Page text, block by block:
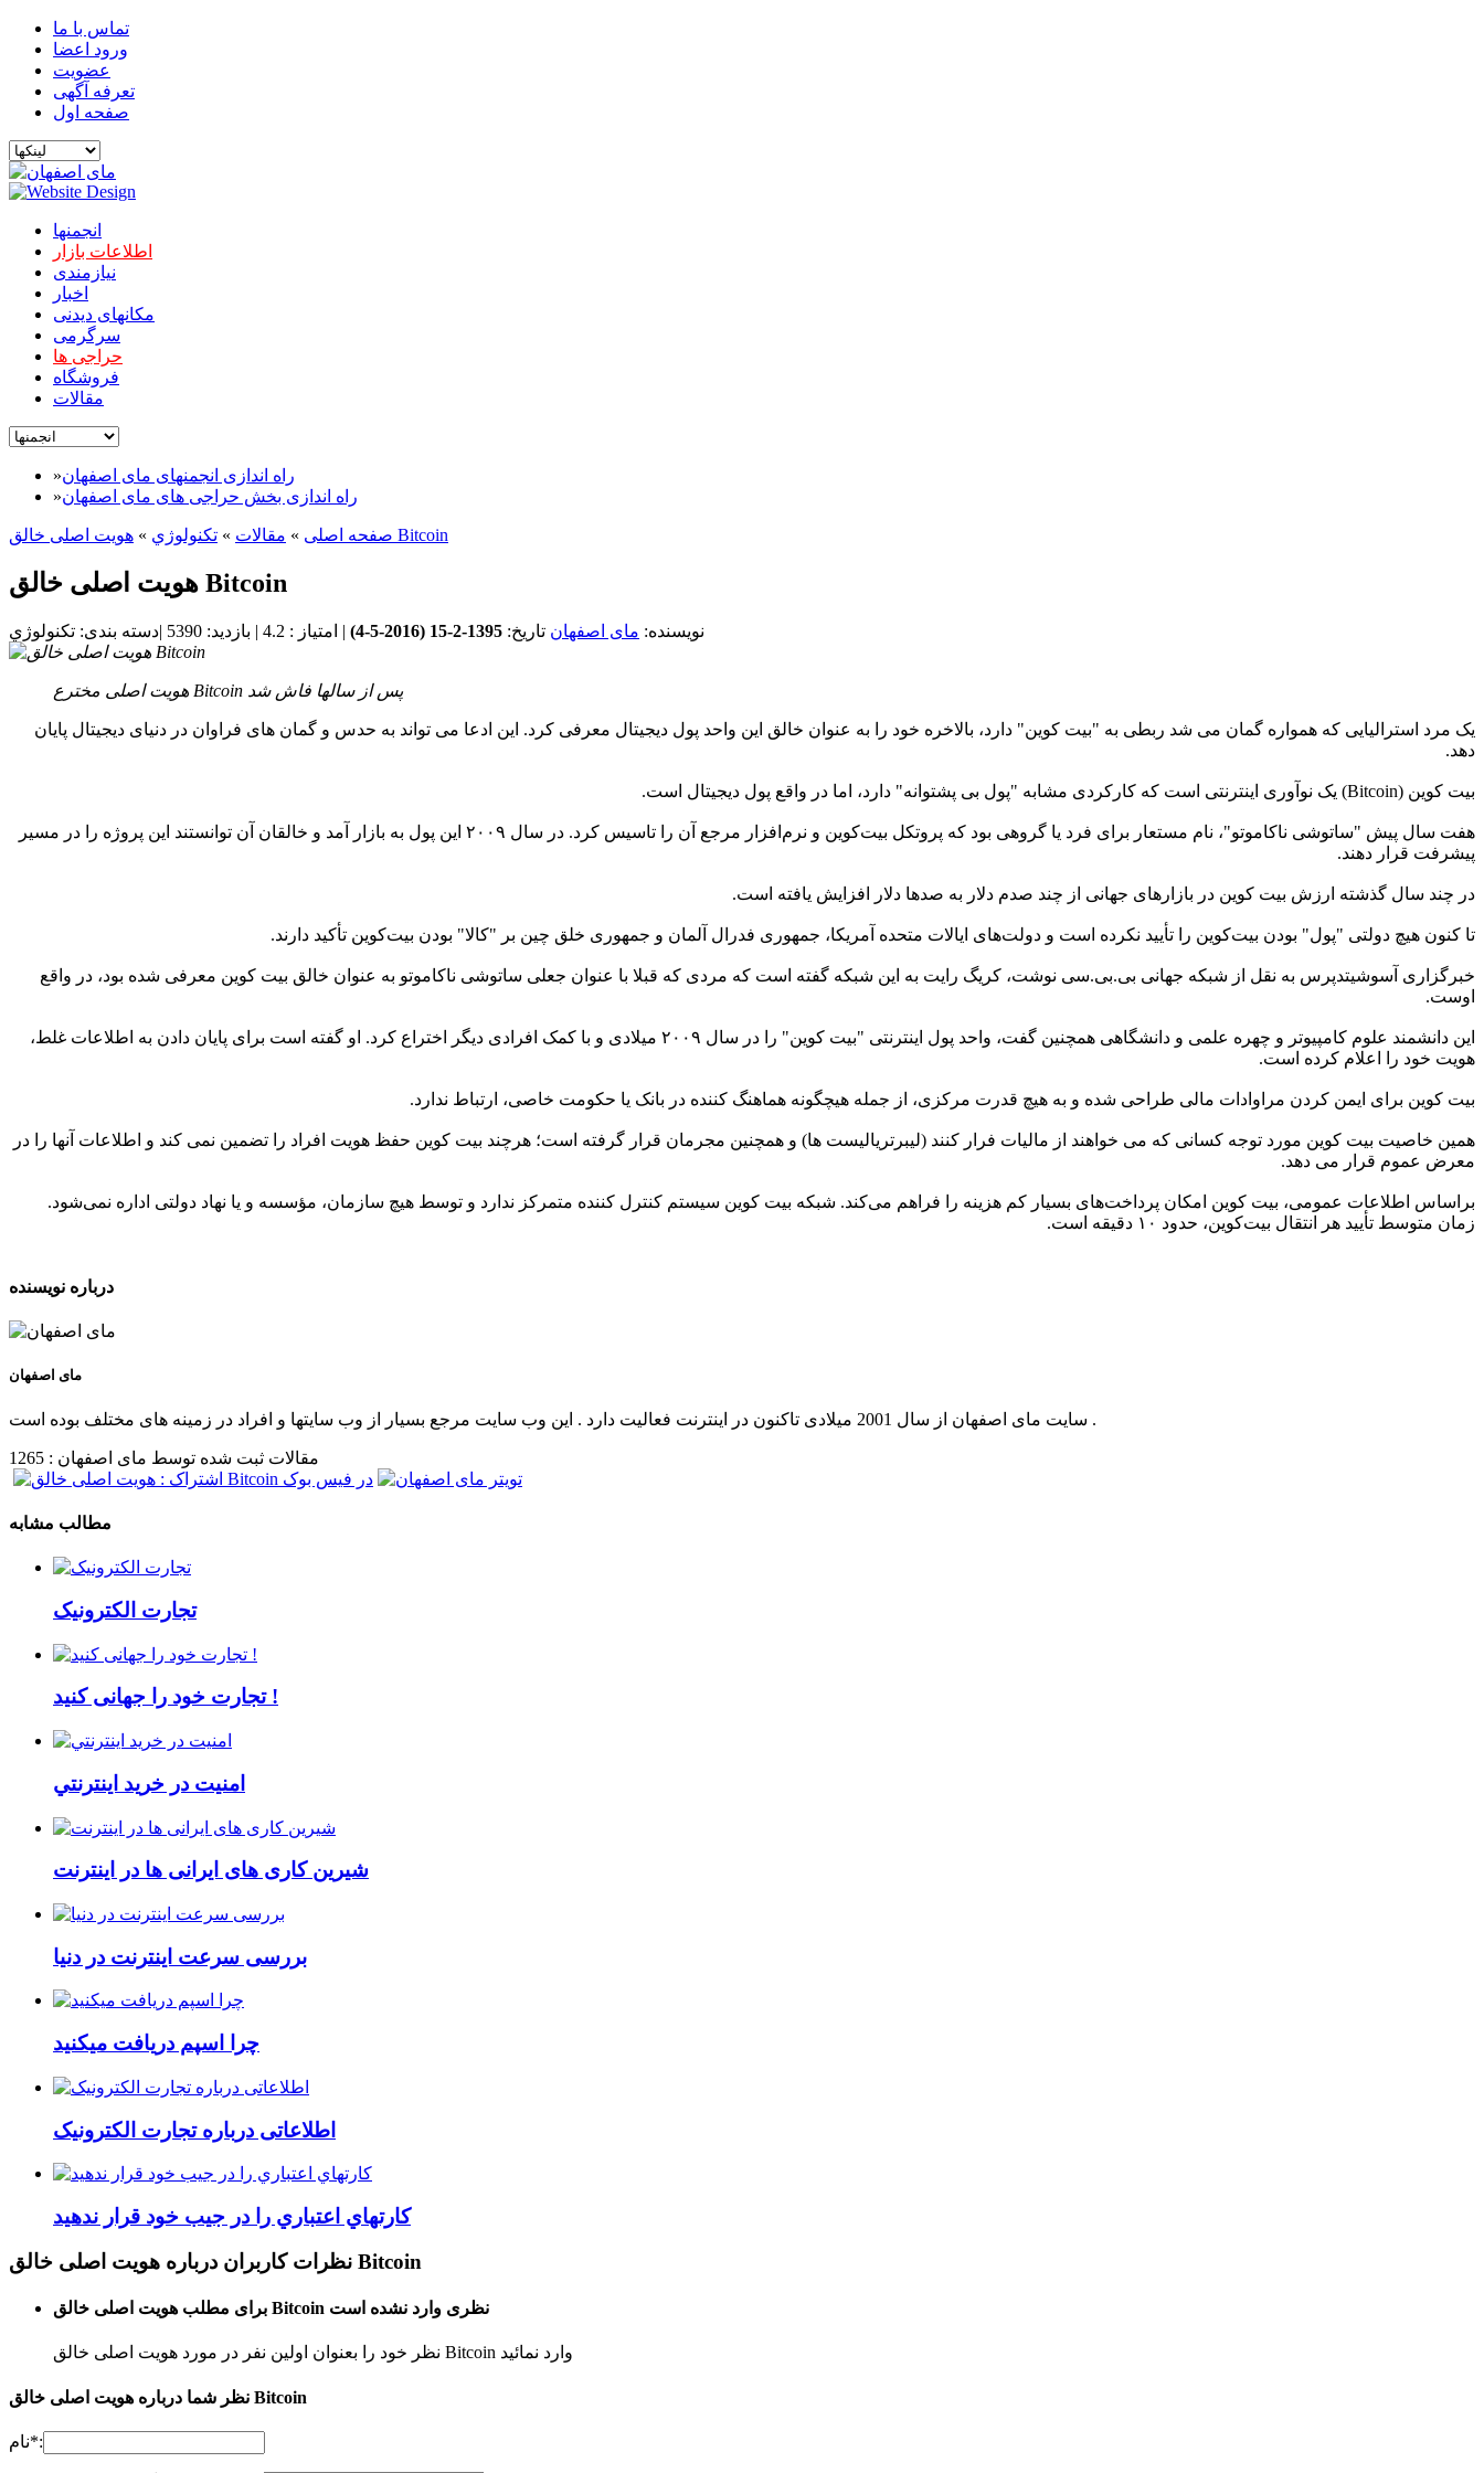
تماس با ما
ورود اعضا
عضویت
تعرفه آگهی
صفحه اول
انجمنها
اطلاعات بازار
نیازمندی
اخبار
مکانهای دیدنی
سرگرمی
حراجی ها
فروشگاه
مقالات
»راه اندازی انجمنهای مای اصفهان
»راه اندازی بخش حراجی های مای اصفهان
صفحه اصلی » مقالات » تكنولوژي » هویت اصلی خالق Bitcoin
هویت اصلی خالق Bitcoin
نویسنده: مای اصفهان تاریخ: 1395-2-15 (
2016-5-4
)
| امتیاز : 4.2
| بازدید: 5390
|دسته بندی: تكنولوژي
هویت اصلی مخترع Bitcoin پس از سالها فاش شد
یک مرد استرالیایی که همواره گمان می شد ربطی به "بیت کوین" دارد، بالاخره خود را به عنوان خالق این واحد پول دیجیتال معرفی کرد. این ادعا می تواند به حدس و گمان های فراوان در دنیای دیجیتال پایان
دهد.
بیت کوین (Bitcoin) یک نوآوری اینترنتی است که کارکردی مشابه "پول بی پشتوانه" دارد، اما در واقع پول دیجیتال است.
هفت سال پیش "ساتوشی ناکاموتو"، نام مستعار برای فرد یا گروهی بود که پروتکل بیت‌کوین و نرم‌افزار مرجع آن را تاسیس کرد. در سال ۲۰۰۹ این پول به بازار آمد و خالقان آن توانستند این پروژه را در مسیر
پیشرفت قرار دهند.
در چند سال گذشته ارزش بیت کوین در بازارهای جهانی از چند صدم دلار به صدها دلار افزایش یافته است.
تا کنون هیچ دولتی "پول" بودن بیت‌کوین را تأیید نکرده است و دولت‌های ایالات متحده آمریکا، جمهوری فدرال آلمان و جمهوری خلق چین بر "کالا" بودن بیت‌کوین تأکید دارند.
خبرگزاری آسوشیتدپرس به نقل از شبکه جهانی بی.بی.سی نوشت، کریگ رایت به این شبکه گفته است که مردی که قبلا با عنوان جعلی ساتوشی ناکاموتو به عنوان خالق بیت کوین معرفی شده بود، در واقع
اوست.
این دانشمند علوم کامپیوتر و چهره علمی و دانشگاهی همچنین گفت، واحد پول اینترنتی "بیت کوین" را در سال ۲۰۰۹ میلادی و با کمک افرادی دیگر اختراع کرد. او گفته است برای پایان دادن به اطلاعات غلط،
هویت خود را اعلام کرده است.
بیت کوین برای ایمن کردن مراوادات مالی طراحی شده و به هیچ قدرت مرکزی، از جمله هیچگونه هماهنگ کننده در بانک یا حکومت خاصی، ارتباط ندارد.
همین خاصیت بیت کوین مورد توجه کسانی که می خواهند از مالیات فرار کنند (لیبرتریالیست ها) و همچنین مجرمان قرار گرفته است؛ هرچند بیت کوین حفظ هویت افراد را تضمین نمی کند و اطلاعات آنها را در
معرض عموم قرار می دهد.
براساس اطلاعات عمومی، بیت کوین امکان پرداخت‌های بسیار کم هزینه را فراهم می‌کند. شبکه بیت کوین سیستم کنترل کننده متمرکز ندارد و توسط هیچ سازمان، مؤسسه و یا نهاد دولتی اداره نمی‌شود.
زمان متوسط تأیید هر انتقال بیت‌کوین، حدود ۱۰ دقیقه است.
درباره نویسنده
مای اصفهان
سایت مای اصفهان از سال 2001 میلادی تاکنون در اینترنت فعالیت دارد . این وب سایت مرجع بسیار از وب سایتها و افراد در زمینه های مختلف بوده است .
مقالات ثبت شده توسط مای اصفهان : 1265
مطالب مشابه
تجارت الکترونیک
تجارت خود را جهانی کنید !
امنيت در خريد اينترنتي
شیرین کاری های ایرانی ها در اینترنت
بررسی سرعت اینترنت در دنیا
چرا اسپم دریافت میکنید
اطلاعاتی درباره تجارت الکترونیک
کارتهاي اعتباري را در جيب خود قرار ندهيد
نظرات کاربران درباره هویت اصلی خالق Bitcoin
برای مطلب هویت اصلی خالق Bitcoin نظری وارد نشده است
نظر خود را بعنوان اولین نفر در مورد هویت اصلی خالق Bitcoin وارد نمائید
نظر شما درباره هویت اصلی خالق Bitcoin
نام*: